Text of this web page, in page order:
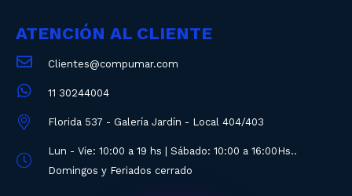
ATENCIÓN AL CLIENTE
Clientes@compumar.com
11 30244004
Florida 537 - Galería Jardín - Local 404/403
Lun - Vie: 10:00 a 19 hs | Sábado: 10:00 a 16:00Hs..
Domingos y Feriados cerrado